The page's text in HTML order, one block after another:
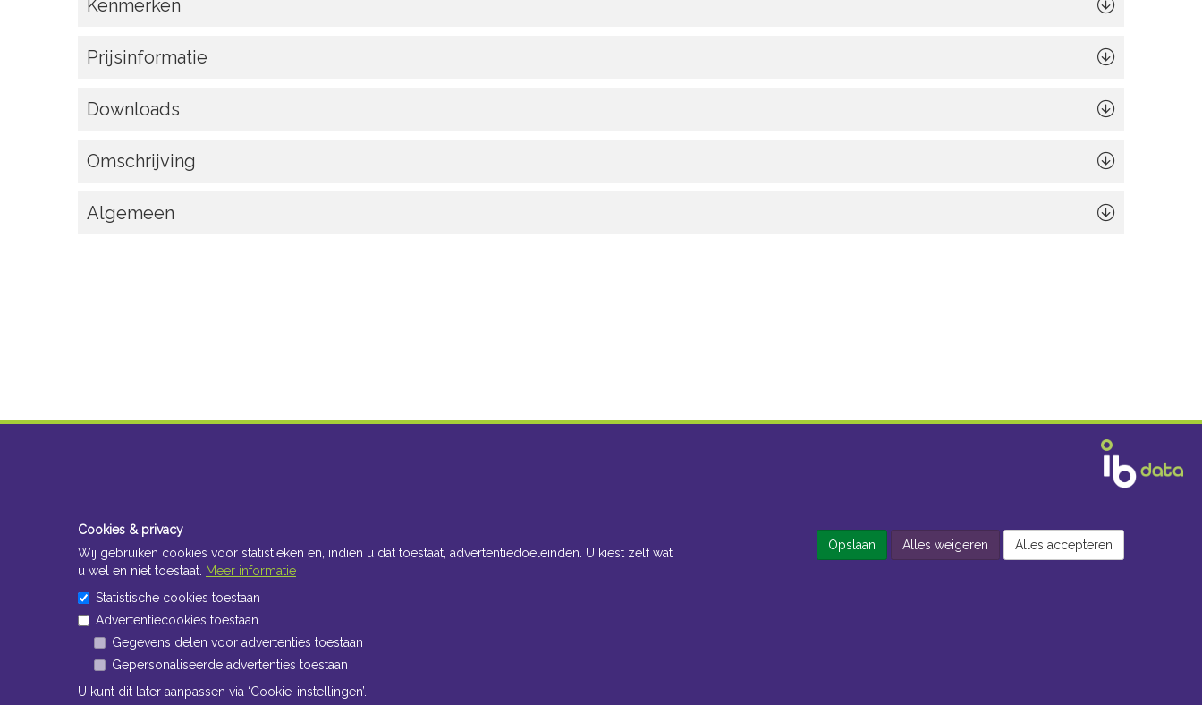
Kenmerken
Prijsinformatie
Downloads
Omschrijving
Algemeen
Cookies & privacy
Wij gebruiken cookies voor statistieken en, indien u dat toestaat, advertentiedoeleinden. U kiest zelf wat
u wel en niet toestaat. Meer informatie
Statistische cookies toestaan
Advertentiecookies toestaan
Gegevens delen voor advertenties toestaan
Gepersonaliseerde advertenties toestaan
U kunt dit later aanpassen via ‘Cookie-instellingen’.
Opslaan Alles weigeren Alles accepteren